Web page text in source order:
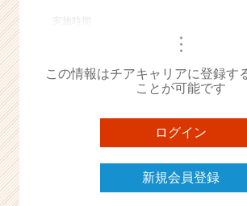
ら
ス
ト
が
届
く
・・・
この情報はチアキャリアに登録す
ことが可能です
ログイン
新規会員登録